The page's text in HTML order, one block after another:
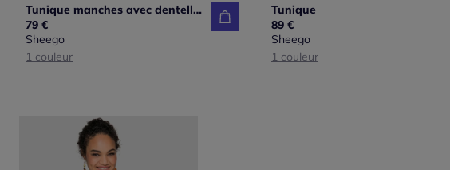
Tunique manches avec dentelle transparente
79 €
Sheego
1 couleur
Tunique
89 €
Sheego
1 couleur